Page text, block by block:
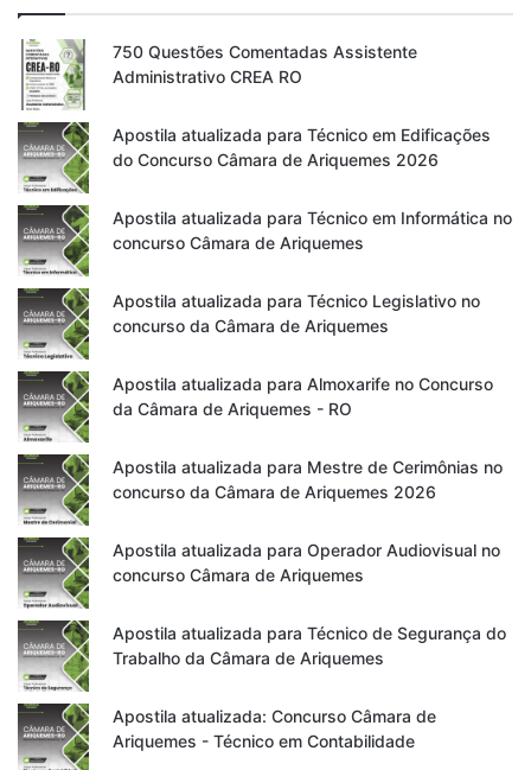
750 Questões Comentadas Assistente
Administrativo CREA RO
Apostila atualizada para Técnico em Edificações
do Concurso Câmara de Ariquemes 2026
Apostila atualizada para Técnico em Informática no
concurso Câmara de Ariquemes
Apostila atualizada para Técnico Legislativo no
concurso da Câmara de Ariquemes
Apostila atualizada para Almoxarife no Concurso
da Câmara de Ariquemes - RO
Apostila atualizada para Mestre de Cerimônias no
concurso da Câmara de Ariquemes 2026
Apostila atualizada para Operador Audiovisual no
concurso Câmara de Ariquemes
Apostila atualizada para Técnico de Segurança do
Trabalho da Câmara de Ariquemes
Apostila atualizada: Concurso Câmara de
Ariquemes - Técnico em Contabilidade